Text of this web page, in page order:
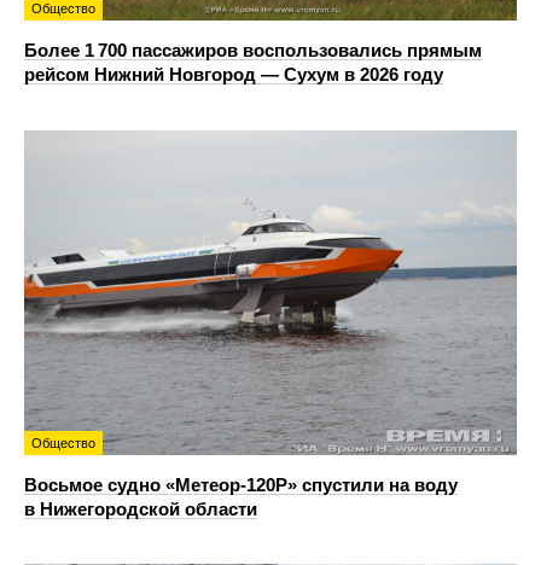
Общество
Более 1 700 пассажиров воспользовались прямым
рейсом Нижний Новгород — Сухум в 2026 году
Общество
Восьмое судно «Метеор-120Р» спустили на воду
в Нижегородской области